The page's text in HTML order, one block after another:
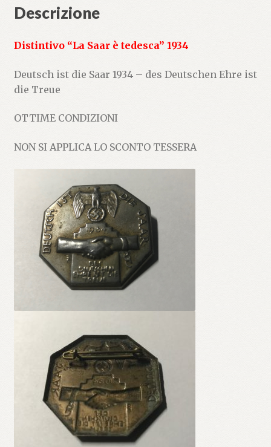
Descrizione
Distintivo “La Saar è tedesca” 1934
Deutsch ist die Saar 1934 – des Deutschen Ehre ist
die Treue
OTTIME CONDIZIONI
NON SI APPLICA LO SCONTO TESSERA